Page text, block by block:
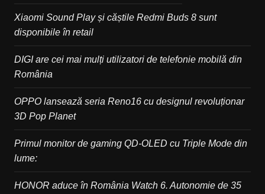
Xiaomi Sound Play și căștile Redmi Buds 8 sunt
disponibile în retail
DIGI are cei mai mulți utilizatori de telefonie mobilă din
România
OPPO lansează seria Reno16 cu designul revoluționar
3D Pop Planet
Primul monitor de gaming QD-OLED cu Triple Mode din
lume:
HONOR aduce în România Watch 6. Autonomie de 35